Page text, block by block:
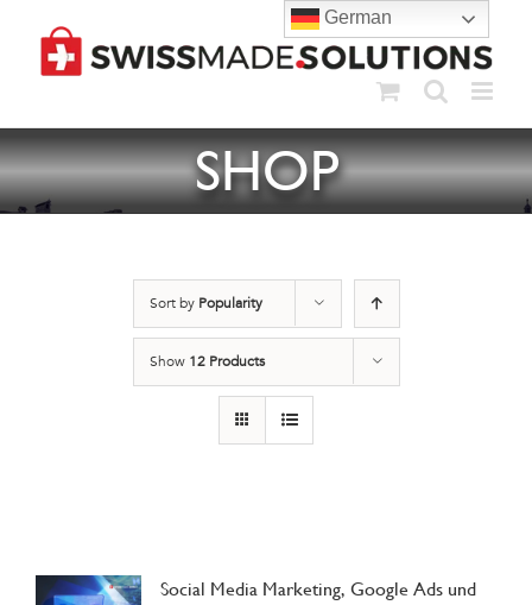
content
SHOP
Sort by Popularity
Show 12 Products
Social Media Marketing, Google Ads und
German